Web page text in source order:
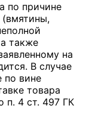
по причине
(вмятины,
также
на
В случае
по вине
товара
п. 4 ст. 497 ГК